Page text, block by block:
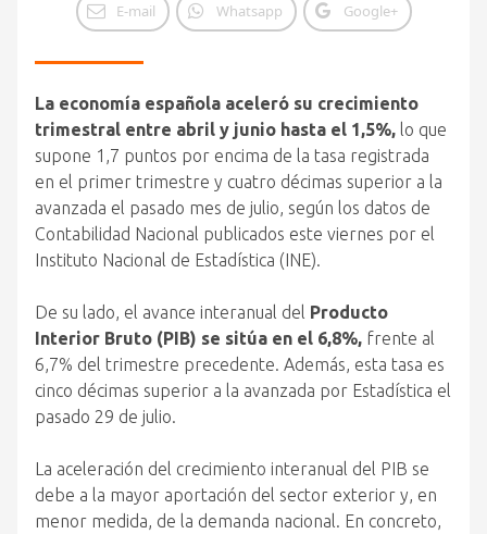
E-mail Whatsapp Google+
La economía española aceleró su crecimiento
trimestral entre abril y junio hasta el 1,5%, lo que
supone 1,7 puntos por encima de la tasa registrada
en el primer trimestre y cuatro décimas superior a la
avanzada el pasado mes de julio, según los datos de
Contabilidad Nacional publicados este viernes por el
Instituto Nacional de Estadística (INE).
De su lado, el avance interanual del Producto
Interior Bruto (PIB) se sitúa en el 6,8%, frente al
6,7% del trimestre precedente. Además, esta tasa es
cinco décimas superior a la avanzada por Estadística el
pasado 29 de julio.
La aceleración del crecimiento interanual del PIB se
debe a la mayor aportación del sector exterior y, en
menor medida, de la demanda nacional. En concreto,